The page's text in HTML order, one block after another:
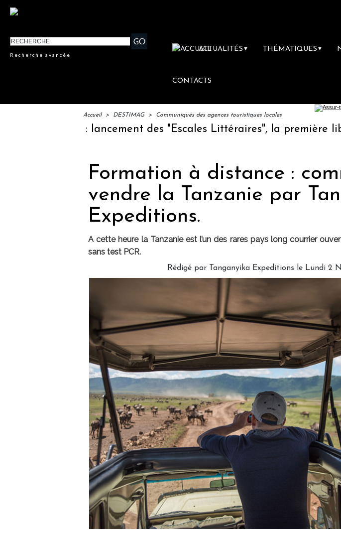
Recherche avancée
ACTUALITÉS ▼ THÉMATIQUES ▼
CONTACTS
Accueil > DESTIMAG > Communiqués des agences touristiques locales
IFTM : lancement des "Escales Littéraires", la première
Formation à distance :
vendre la Tanzanie par
Expeditions.
A cette heure la Tanzanie est l’un des rares pays long courrier
sans test PCR.
Rédigé par Tanganyika Expeditions le Lundi 2